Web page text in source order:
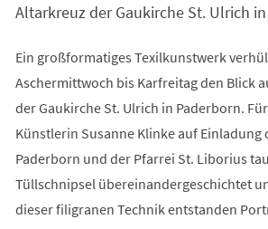
Altarkreuz der Gaukirche St. Ulrich
Ein großformatiges Texilkunstwerk
Aschermittwoch bis Karfreitag den Blick
der Gaukirche St. Ulrich in Paderborn.
Künstlerin Susanne Klinke auf Einladung
Paderborn und der Pfarrei St. Liborius
Tüllschnipsel übereinandergeschichtet
dieser filigranen Technik entstanden